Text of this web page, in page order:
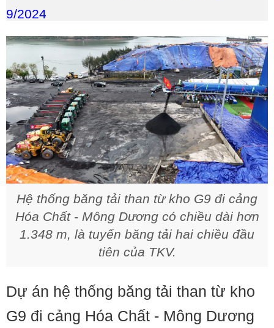
9/2024
Hệ thống băng tải than từ kho G9 đi cảng
Hóa Chất - Mông Dương có chiều dài hơn
1.348 m, là tuyến băng tải hai chiều đầu
tiên của TKV.
Dự án hệ thống băng tải than từ kho
G9 đi cảng Hóa Chất - Mông Dương